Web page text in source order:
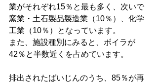
業がそれぞれ15％と最も多く、次いで
窯業・土石製品製造業（10％）、化学
工業（10％）となっています。
また、施設種別にみると、ボイラが
42％と半数近くを占めています。
排出されたばいじんのうち、85％が再